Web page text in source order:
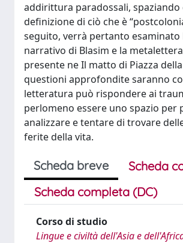
addirittura paradossali, spaziando
definizione di ciò che è
seguito, verrà pertanto esaminato
narrativo di Blasim e la
presente ne Il matto di Piazza
questioni approfondite saranno
letteratura può rispondere ai
perlomeno essere uno spazio per
analizzare e tentare di trovare
ferite della vita.
Scheda breve
Scheda
Scheda completa (DC)
Corso di studio
Lingue e civiltà dell'Asia e